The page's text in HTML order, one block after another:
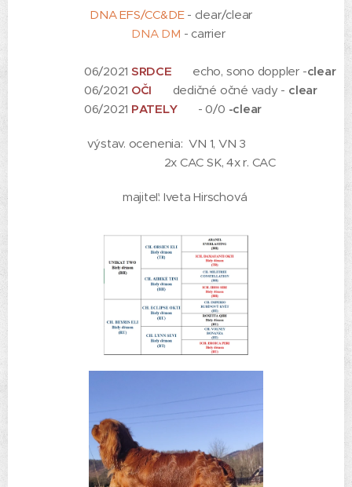
DNA EFS/CC&DE- clear/clear
DNA DM - carrier
06/2021 SRDCE 💝 echo, sono doppler -clear
06/2021 OČI 👀 dedičné očné vady - clear
06/2021 PATELY🦵 - 0/0 -clear
výstav. ocenenia: VN 1, VN 3
2x CAC SK, 4x r. CAC
majiteľ: Iveta Hirschová